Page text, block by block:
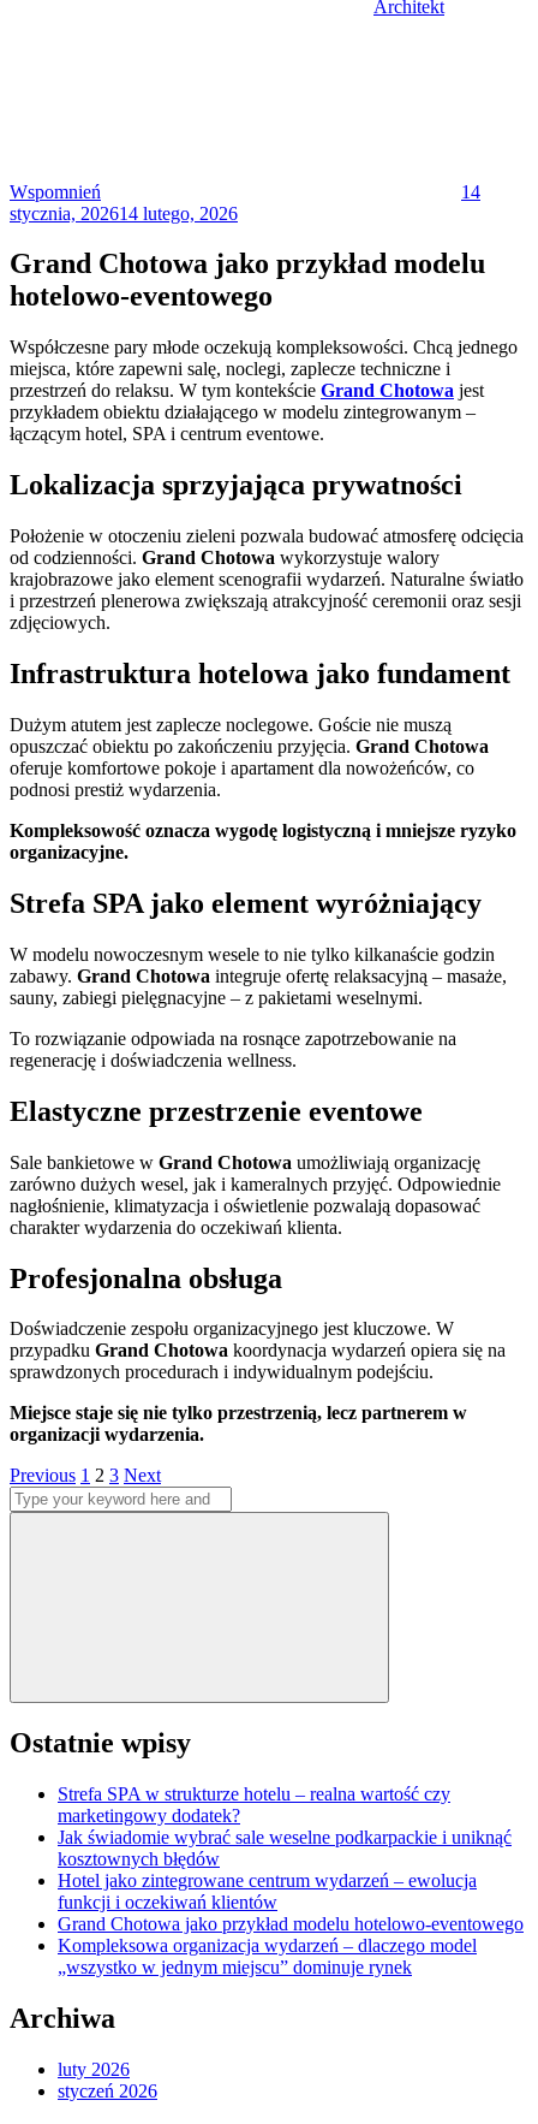
Architekt
Wspomnień
14
stycznia, 202614 lutego, 2026
Grand Chotowa jako przykład modelu
hotelowo-eventowego
Współczesne pary młode oczekują kompleksowości. Chcą jednego
miejsca, które zapewni salę, noclegi, zaplecze techniczne i
przestrzeń do relaksu. W tym kontekście Grand Chotowa jest
przykładem obiektu działającego w modelu zintegrowanym –
łączącym hotel, SPA i centrum eventowe.
Lokalizacja sprzyjająca prywatności
Położenie w otoczeniu zieleni pozwala budować atmosferę odcięcia
od codzienności. Grand Chotowa wykorzystuje walory
krajobrazowe jako element scenografii wydarzeń. Naturalne światło
i przestrzeń plenerowa zwiększają atrakcyjność ceremonii oraz sesji
zdjęciowych.
Infrastruktura hotelowa jako fundament
Dużym atutem jest zaplecze noclegowe. Goście nie muszą
opuszczać obiektu po zakończeniu przyjęcia. Grand Chotowa
oferuje komfortowe pokoje i apartament dla nowożeńców, co
podnosi prestiż wydarzenia.
Kompleksowość oznacza wygodę logistyczną i mniejsze ryzyko
organizacyjne.
Strefa SPA jako element wyróżniający
W modelu nowoczesnym wesele to nie tylko kilkanaście godzin
zabawy. Grand Chotowa integruje ofertę relaksacyjną – masaże,
sauny, zabiegi pielęgnacyjne – z pakietami weselnymi.
To rozwiązanie odpowiada na rosnące zapotrzebowanie na
regenerację i doświadczenia wellness.
Elastyczne przestrzenie eventowe
Sale bankietowe w Grand Chotowa umożliwiają organizację
zarówno dużych wesel, jak i kameralnych przyjęć. Odpowiednie
nagłośnienie, klimatyzacja i oświetlenie pozwalają dopasować
charakter wydarzenia do oczekiwań klienta.
Profesjonalna obsługa
Doświadczenie zespołu organizacyjnego jest kluczowe. W
przypadku Grand Chotowa koordynacja wydarzeń opiera się na
sprawdzonych procedurach i indywidualnym podejściu.
Miejsce staje się nie tylko przestrzenią, lecz partnerem w
organizacji wydarzenia.
Stronicowanie
wpisów
Previous Page
1 Page
2 Page
3 Next
Search
for:
Ostatnie wpisy
Strefa SPA w strukturze hotelu – realna wartość czy
marketingowy dodatek?
Jak świadomie wybrać sale weselne podkarpackie i uniknąć
kosztownych błędów
Hotel jako zintegrowane centrum wydarzeń – ewolucja
funkcji i oczekiwań klientów
Grand Chotowa jako przykład modelu hotelowo-eventowego
Kompleksowa organizacja wydarzeń – dlaczego model
„wszystko w jednym miejscu” dominuje rynek
Archiwa
luty 2026
styczeń 2026